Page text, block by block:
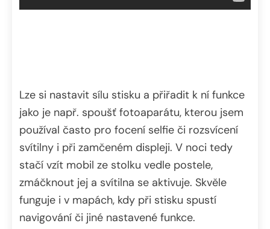
Lze si nastavit sílu stisku a přiřadit k ní funkce
jako je např. spoušť fotoaparátu, kterou jsem
používal často pro focení selfie či rozsvícení
svítilny i při zamčeném displeji. V noci tedy
stačí vzít mobil ze stolku vedle postele,
zmáčknout jej a svítilna se aktivuje. Skvěle
funguje i v mapách, kdy při stisku spustí
navigování či jiné nastavené funkce.